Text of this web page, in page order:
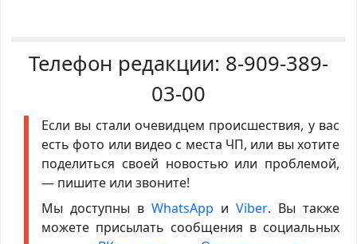
Телефон редакции: 8-909-389-
03-00
Если вы стали очевидцем происшествия, у вас
есть фото или видео с места ЧП, или вы хотите
поделиться своей новостью или проблемой,
— пишите или звоните!
Мы доступны в WhatsApp иViber. Вы также
можете присылать сообщения в социальных